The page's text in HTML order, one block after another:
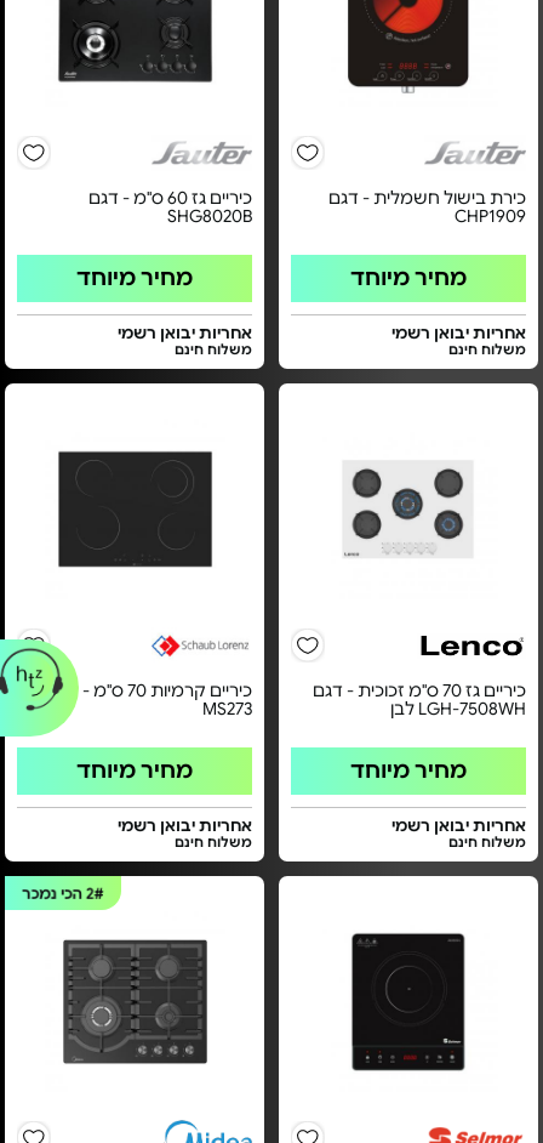
כירת בישול חשמלית - דגם
CHP1909
מחיר מיוחד
אחריות יבואן רשמי
משלוח חינם
כיריים גז 60 ס"מ - דגם
SHG8020B
מחיר מיוחד
אחריות יבואן רשמי
משלוח חינם
כיריים גז 70 ס"מ זכוכית - דגם
LGH-7508WH לבן
מחיר מיוחד
אחריות יבואן רשמי
משלוח חינם
כיריים קרמיות 70 ס"מ - דגם
MS273
מחיר מיוחד
אחריות יבואן רשמי
משלוח חינם
2#הכי נמכר